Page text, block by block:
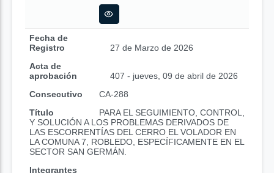
Fecha de
Registro
27 de Marzo de 2026
Acta de
aprobación
407 - jueves, 09 de abril de 2026
Consecutivo
CA-288
Título
PARA EL SEGUIMIENTO, CONTROL,
Y SOLUCIÓN A LOS PROBLEMAS DERIVADOS DE
LAS ESCORRENTÍAS DEL CERRO EL VOLADOR EN
LA COMUNA 7, ROBLEDO, ESPECÍFICAMENTE EN EL
SECTOR SAN GERMÁN.
Integrantes